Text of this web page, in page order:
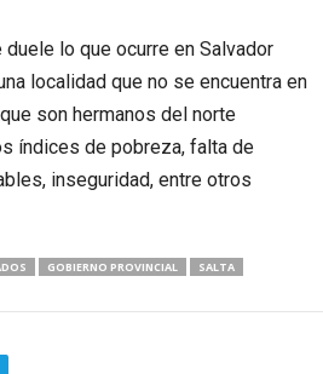
lo que ocurre en Salvador
localidad que no se encuentra en
son hermanos del norte
índices de pobreza, falta de
inseguridad, entre otros
GOBIERNO PROVINCIAL
SALTA